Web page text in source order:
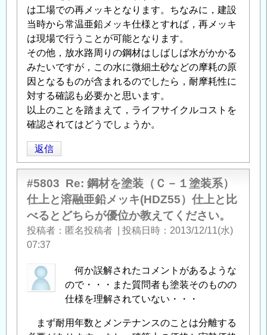
は工場での再メッキとなります。ちなみに，建設
当時から常温亜鉛メッキ仕様とすれば，再メッキ
は現場で行うことが可能となります。
その他，放水路周りの鋼材はしばしば水がかかる
みたいですが，この水に微細土砂などの摩耗の原
因となるものが含まれるのでしたら，耐摩耗性に
対する確認も必要かと思います。
以上のことを踏まえて，ライフサイクルコストを
確認されてはどうでしょうか。
返信
#5803 Re: 鋼材を塗装（Ｃ－１塗装系）
仕上と溶融亜鉛メッキ(HDZ55）仕上と比
べるとどちらが優位か教えてください。
投稿者 匿名投稿者 投稿日時
2013/12/11(水)
07:37
何か誤解されたコメントがあるような
ので・・・また質問者も塗装そのものの
仕様を理解されていない・・・
まず耐用年数とメンテナンスのことは分離する